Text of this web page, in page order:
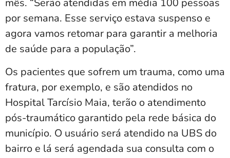
mês. “Serão atendidas em média 100 pessoas
por semana. Esse serviço estava suspenso e
agora vamos retomar para garantir a melhoria
de saúde para a população”.
Os pacientes que sofrem um trauma, como uma
fratura, por exemplo, e são atendidos no
Hospital Tarcísio Maia, terão o atendimento
pós-traumático garantido pela rede básica do
município. O usuário será atendido na UBS do
bairro e lá será agendada sua consulta com o